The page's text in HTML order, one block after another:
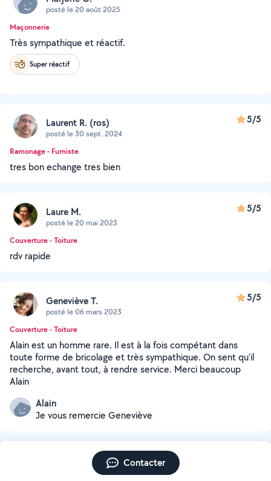
posté le 20 août 2025
Maçonnerie
Très sympathique et réactif.
Super réactif
Laurent R. (ros)
posté le 30 sept. 2024
5/5
Ramonage - Fumiste
tres bon echange tres bien
Laure M.
posté le 20 mai 2023
5/5
Couverture - Toiture
rdv rapide
Geneviève T.
posté le 06 mars 2023
5/5
Couverture - Toiture
Alain est un homme rare. Il est à la fois compétant dans
toute forme de bricolage et très sympathique. On sent qu’il
recherche, avant tout, à rendre service. Merci beaucoup
Alain
Alain
Je vous remercie Geneviève
Contacter